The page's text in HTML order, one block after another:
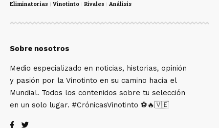
Eliminatorias Vinotinto Rivales Análisis
Sobre nosotros
Medio especializado en noticias, historias, opinión
y pasión por la Vinotinto en su camino hacia el
Mundial. Todos los contenidos sobre tu selección
en un solo lugar. #CrónicasVinotinto ⚽🔥🇻🇪